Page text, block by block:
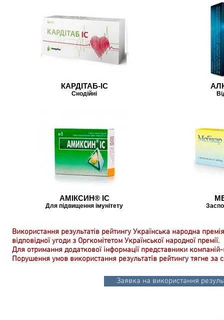
КАРДІТАБ-ІС
Снодійні
АМІКСИН® IC
Для підвищення імунітету
Використання результатів рейтингу Українська народна
відповідної угоди з Оргкомітетом Української народної премії.
Для отримання додаткової інформації представники
Порушення умов використання результатів рейтингу тягне за
Заявка на використання